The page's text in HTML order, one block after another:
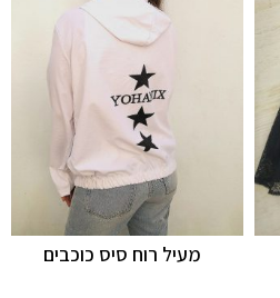
מעיל רוח סיס כוכבים